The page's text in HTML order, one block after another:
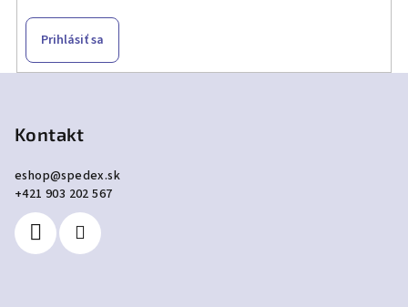
Prihlásiť sa
Kontakt
eshop@spedex.sk
+421 903 202 567